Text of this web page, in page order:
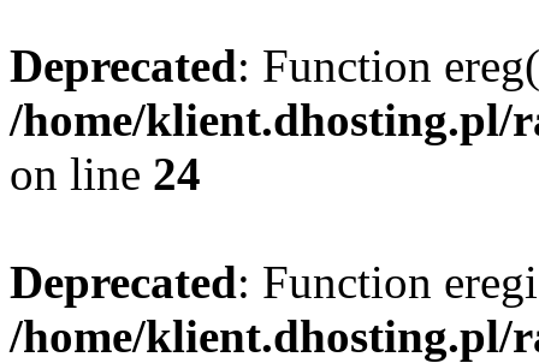
Deprecated: Function
/home/klient.dhosting.pl/
on line 24
Deprecated: Function
/home/klient.dhosting.pl/